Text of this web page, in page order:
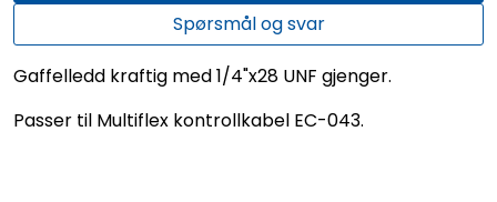
Spørsmål og svar
Gaffelledd kraftig med 1/4"x28 UNF gjenger.
Passer til Multiflex kontrollkabel EC-043.